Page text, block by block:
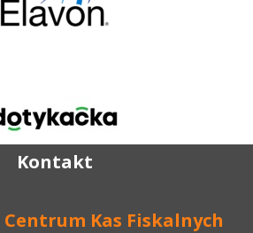
Kontakt
Centrum Kas Fiskalnych